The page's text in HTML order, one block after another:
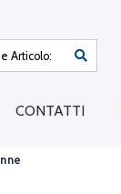
CONTATTI